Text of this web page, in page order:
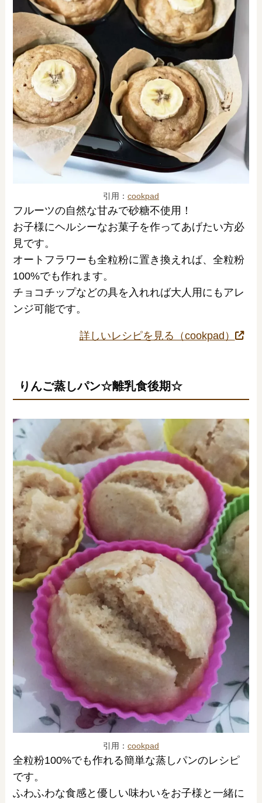
引用： cookpad
フルーツの自然な甘みで砂糖不使用！
お子様にヘルシーなお菓子を作ってあげたい方必
見です。
オートフラワーも全粒粉に置き換えれば、全粒粉
100%でも作れます。
チョコチップなどの具を入れれば大人用にもアレ
ンジ可能です。
詳しいレシピを見る（cookpad）
りんご蒸しパン☆離乳食後期☆
引用： cookpad
全粒粉100%でも作れる簡単な蒸しパンのレシピ
です。
ふわふわな食感と優しい味わいをお子様と一緒に